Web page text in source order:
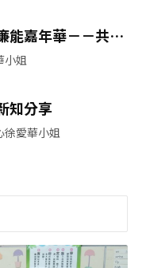
能嘉年華－－共同
小姐
知分享
徐愛華小姐